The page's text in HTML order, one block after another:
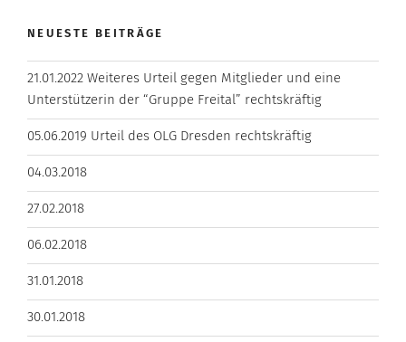
NEUESTE BEITRÄGE
21.01.2022 Weiteres Urteil gegen Mitglieder und eine
Unterstützerin der “Gruppe Freital” rechtskräftig
05.06.2019 Urteil des OLG Dresden rechtskräftig
04.03.2018
27.02.2018
06.02.2018
31.01.2018
30.01.2018